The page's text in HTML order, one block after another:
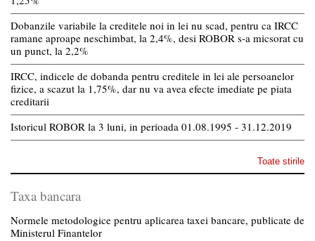
Dobanzile variabile la creditele noi in lei nu scad, pentru ca IRCC
ramane aproape neschimbat, la 2,4%, desi ROBOR s-a micsorat cu
un punct, la 2,2%
IRCC, indicele de dobanda pentru creditele in lei ale persoanelor
fizice, a scazut la 1,75%, dar nu va avea efecte imediate pe piata
creditarii
Istoricul ROBOR la 3 luni, in perioada 01.08.1995 - 31.12.2019
Toate stirile
Taxa bancara
Normele metodologice pentru aplicarea taxei bancare, publicate de
Ministerul Finantelor